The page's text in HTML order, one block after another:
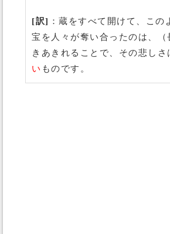
[訳] ：蔵をすべて開けて、この
宝を人々が奪い合ったのは、（
きあきれることで、その悲しさ
い ものです。